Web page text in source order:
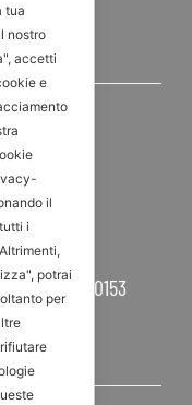
– Italy
07879990153
tua
nostro
accetti
e
il
i
potrai
per